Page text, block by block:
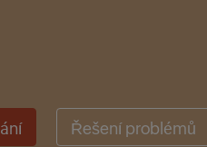
Řešení problémů